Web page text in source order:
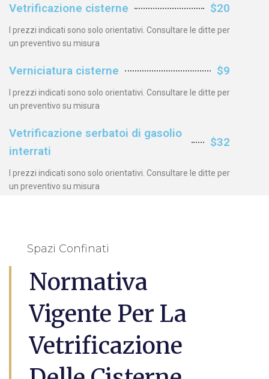
Vetrificazione cisterne $20
I prezzi indicati sono solo orientativi. Consultare le ditte per
un preventivo su misura
Verniciatura cisterne $9
I prezzi indicati sono solo orientativi. Consultare le ditte per
un preventivo su misura
Vetrificazione serbatoi di gasolio
interrati
$32
I prezzi indicati sono solo orientativi. Consultare le ditte per
un preventivo su misura
Spazi Confinati
Normativa
Vigente Per La
Vetrificazione